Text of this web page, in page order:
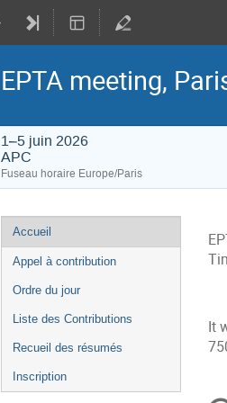
EPTA meeting,
1–5 juin 2026
APC
Fuseau horaire Europe/Paris
Menu
de
l'événement
Accueil
Appel à contribution
Ordre du jour
Liste des Contributions
Recueil des résumés
Inscription
It